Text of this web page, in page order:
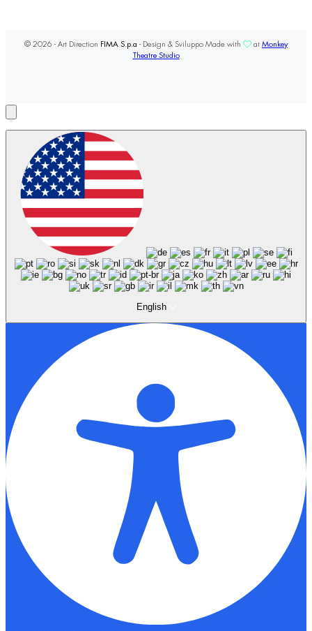
© 2026 - Art Direction FIMA S.p.a - Design & Sviluppo Made with at Monkey
Theatre Studio
English